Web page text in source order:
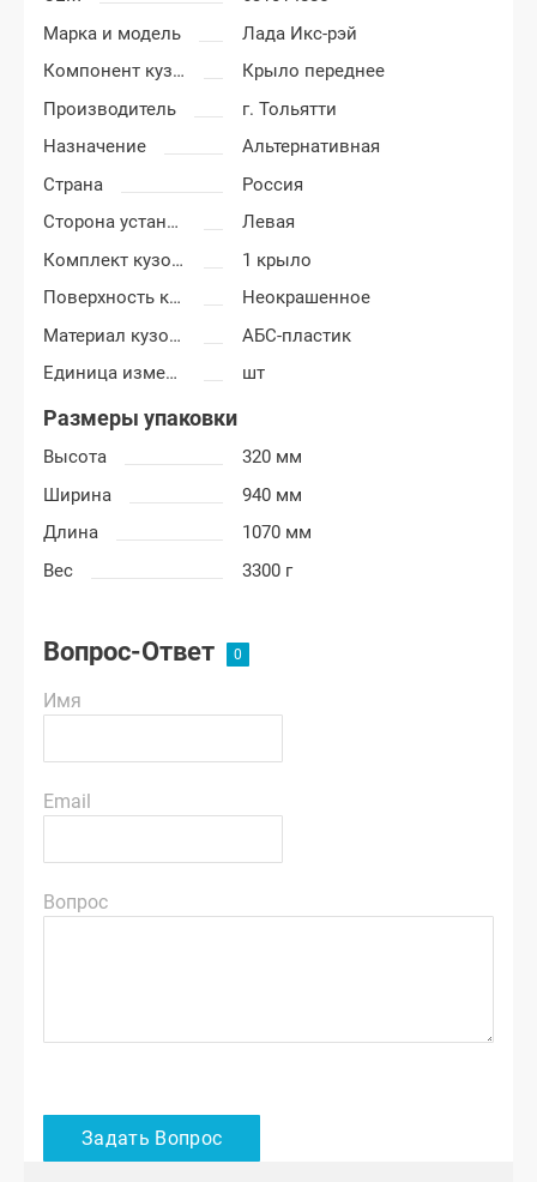
Марка и модель
Лада Икс-рэй
Компонент кузова
Крыло переднее
Производитель
г. Тольятти
Назначение
Альтернативная
Страна
Россия
Сторона установки
Левая
Комплект кузовных деталей
1 крыло
Поверхность крыла
Неокрашенное
Материал кузовных деталей
АБС-пластик
Единица измерения
шт
Размеры упаковки
Высота
320 мм
Ширина
940 мм
Длина
1070 мм
Вес
3300 г
Вопрос-Ответ
Имя
Email
Вопрос